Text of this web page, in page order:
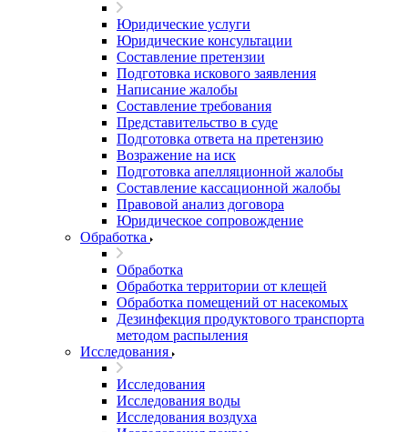
Юридические услуги
Юридические консультации
Составление претензии
Подготовка искового заявления
Написание жалобы
Составление требования
Представительство в суде
Подготовка ответа на претензию
Возражение на иск
Подготовка апелляционной жалобы
Составление кассационной жалобы
Правовой анализ договора
Юридическое сопровождение
Обработка
Обработка
Обработка территории от клещей
Обработка помещений от насекомых
Дезинфекция продуктового транспорта
методом распыления
Исследования
Исследования
Исследования воды
Исследования воздуха